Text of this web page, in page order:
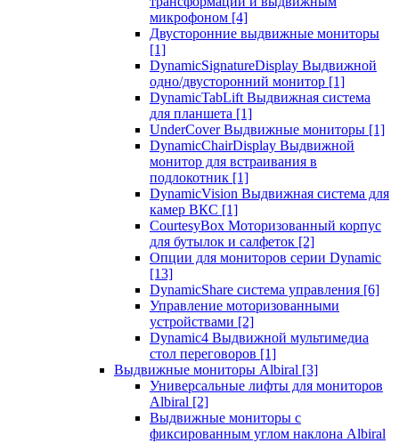
микрофоном [4]
Двусторонние выдвижные мониторы
[1]
DynamicSignatureDisplay Выдвижной
одно/двусторонний монитор [1]
DynamicTabLift Выдвижная система
для планшета [1]
UnderCover Выдвижные мониторы [1]
DynamicChairDisplay Выдвижной
монитор для встраивания в
подлокотник [1]
DynamicVision Выдвижная система для
камер ВКС [1]
CourtesyBox Моторизованный корпус
для бутылок и салфеток [2]
Опции для мониторов серии Dynamic
[13]
DynamicShare система управления [6]
Управление моторизованными
устройствами [2]
Dynamic4 Выдвижной мультимедиа
стол переговоров [1]
Выдвижные мониторы Albiral [3]
Универсальные лифты для мониторов
Albiral [2]
Выдвижные мониторы с
фиксированным углом наклона Albiral